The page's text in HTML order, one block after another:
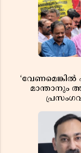
‘വേണമെങ്കിൽ
മാന്താനും